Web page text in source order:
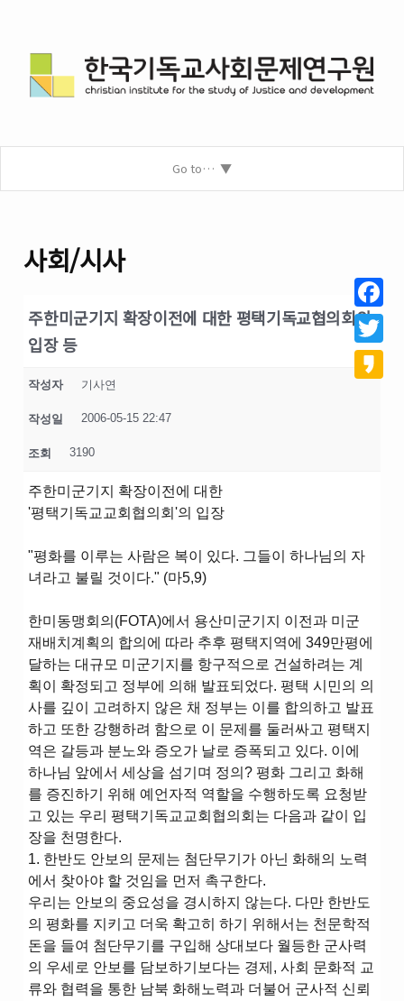
Go to…
사회/시사
주한미군기지 확장이전에 대한 평택기독교협의회의
입장 등
작성자 기사연
작성일 2006-05-15 22:47
조회 3190
주한미군기지 확장이전에 대한
'평택기독교교회협의회'의 입장
"평화를 이루는 사람은 복이 있다. 그들이 하나님의 자
녀라고 불릴 것이다." (마5,9)
한미동맹회의(FOTA)에서 용산미군기지 이전과 미군
재배치계획의 합의에 따라 추후 평택지역에 349만평에
달하는 대규모 미군기지를 항구적으로 건설하려는 계
획이 확정되고 정부에 의해 발표되었다. 평택 시민의 의
사를 깊이 고려하지 않은 채 정부는 이를 합의하고 발표
하고 또한 강행하려 함으로 이 문제를 둘러싸고 평택지
역은 갈등과 분노와 증오가 날로 증폭되고 있다. 이에
하나님 앞에서 세상을 섬기며 정의? 평화 그리고 화해
를 증진하기 위해 예언자적 역할을 수행하도록 요청받
고 있는 우리 평택기독교교회협의회는 다음과 같이 입
장을 천명한다.
1. 한반도 안보의 문제는 첨단무기가 아닌 화해의 노력
에서 찾아야 할 것임을 먼저 촉구한다.
우리는 안보의 중요성을 경시하지 않는다. 다만 한반도
의 평화를 지키고 더욱 확고히 하기 위해서는 천문학적
돈을 들여 첨단무기를 구입해 상대보다 월등한 군사력
의 우세로 안보를 담보하기보다는 경제, 사회 문화적 교
류와 협력을 통한 남북 화해노력과 더불어 군사적 신뢰
Twitter